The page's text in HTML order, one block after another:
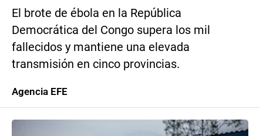
El brote de ébola en la República
Democrática del Congo supera los mil
fallecidos y mantiene una elevada
transmisión en cinco provincias.
Agencia EFE